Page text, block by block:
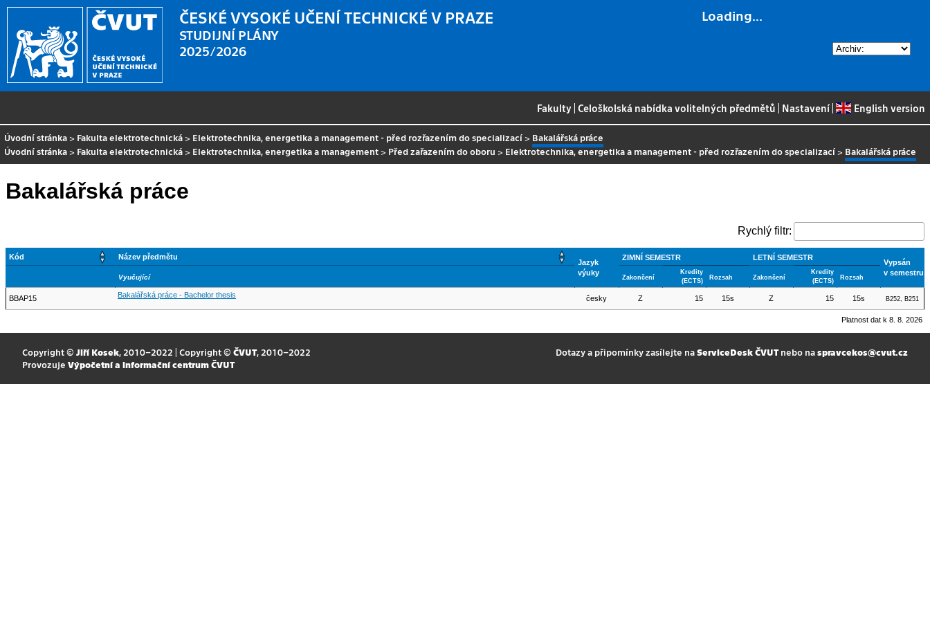
Loading...
ČESKÉ VYSOKÉ UČENÍ TECHNICKÉ V PRAZE
STUDIJNÍ PLÁNY
2025/2026
Fakulty |Celoškolská nabídka volitelných předmětů Nastavení| English version
Úvodní stránka > Fakulta elektrotechnická > Elektrotechnika, energetika a management - před rozřazením do specializací > Bakalářská práce
Úvodní stránka > Fakulta elektrotechnická > Elektrotechnika, energetika a management > Před zařazením do oboru > Elektrotechnika, energetika a management - před rozřazením do specializací > Bakalářská práce
Bakalářská práce
Rychlý filtr:
Kód Název předmětu
Jazyk
výuky
ZIMNÍ SEMESTR LETNÍ SEMESTR
Vypsán
v semestru
Vyučující Zakončení
Kredity
(ECTS)
Rozsah Zakončení
Kredity
(ECTS)
Rozsah
BBAP15 Bakalářská práce - Bachelor thesis česky Z 15 15s Z 15 15s B252, B251
Platnost dat k 8. 8. 2026
Copyright © Jiří Kosek, 2010–2022 | Copyright © ČVUT, 2010–2022
Provozuje Výpočetní a informační centrum ČVUT
Dotazy a připomínky zasílejte naServiceDesk ČVUTnebo naspravcekos@cvut.cz